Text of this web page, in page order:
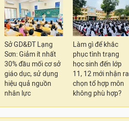
Sở GD&ĐT Lạng
Sơn: Giảm ít nhất
30% đầu mối cơ sở
giáo dục, sử dụng
hiệu quả nguồn
nhân lực
Làm gì để khắc
phục tình trạng
học sinh đến lớp
11, 12 mới nhận ra
chọn tổ hợp môn
không phù hợp?